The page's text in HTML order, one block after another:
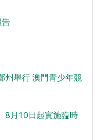
州舉行 澳門青少年競
月10日起實施臨時